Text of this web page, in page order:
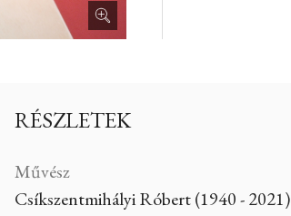
RÉSZLETEK
Művész
Csíkszentmihályi Róbert (1940 - 2021)